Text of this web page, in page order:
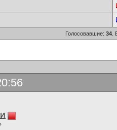
Голосовавшие: 34.